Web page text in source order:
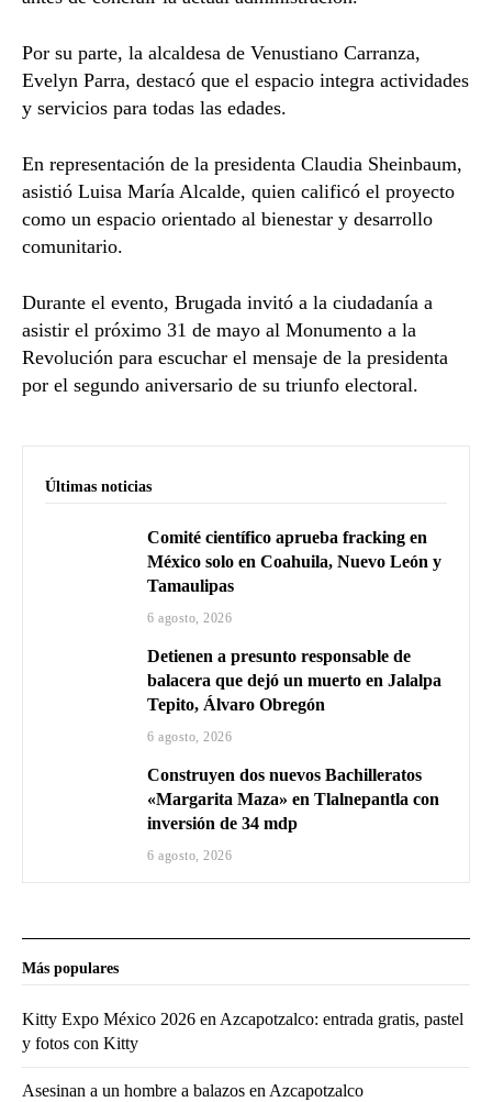
Por su parte, la alcaldesa de Venustiano Carranza,
Evelyn Parra, destacó que el espacio integra actividades
y servicios para todas las edades.
En representación de la presidenta Claudia Sheinbaum,
asistió Luisa María Alcalde, quien calificó el proyecto
como un espacio orientado al bienestar y desarrollo
comunitario.
Durante el evento, Brugada invitó a la ciudadanía a
asistir el próximo 31 de mayo al Monumento a la
Revolución para escuchar el mensaje de la presidenta
por el segundo aniversario de su triunfo electoral.
Últimas noticias
Comité científico aprueba fracking en
México solo en Coahuila, Nuevo León y
Tamaulipas
6 agosto, 2026
Detienen a presunto responsable de
balacera que dejó un muerto en Jalalpa
Tepito, Álvaro Obregón
6 agosto, 2026
Construyen dos nuevos Bachilleratos
«Margarita Maza» en Tlalnepantla con
inversión de 34 mdp
6 agosto, 2026
Más populares
Kitty Expo México 2026 en Azcapotzalco: entrada gratis, pastel
y fotos con Kitty
Asesinan a un hombre a balazos en Azcapotzalco